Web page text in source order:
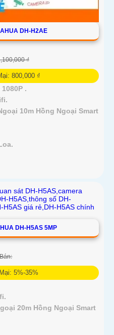
DH-H2AE
₫
800,000 ₫
.
10m Hồng Ngoại Smart
DH-H5AS 5MP
5%-35%
20m Hồng Ngoại Smart